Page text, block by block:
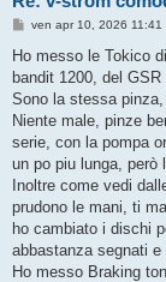
M
s
a
g
i
o
ven apr 10, 2026 11:41
Ho messo le Tokico
bandit 1200, del GSR
Sono la stessa
Niente male, pinze
serie, con la pompa
un po piu lunga, però
Inoltre come vedi
prudono le mani, ti
ho cambiato i dischi
abbastanza segnati
Ho messo Braking